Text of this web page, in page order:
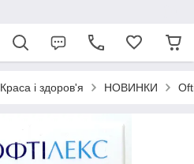
Краса і здоров'я НОВИНКИ